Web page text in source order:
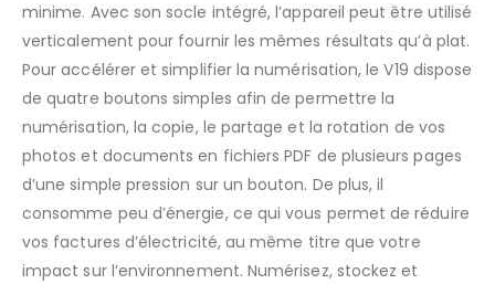
minime. Avec son socle intégré, l’appareil peut être utilisé
verticalement pour fournir les mêmes résultats qu’à plat.
Pour accélérer et simplifier la numérisation, le V19 dispose
de quatre boutons simples afin de permettre la
numérisation, la copie, le partage et la rotation de vos
photos et documents en fichiers PDF de plusieurs pages
d’une simple pression sur un bouton. De plus, il
consomme peu d’énergie, ce qui vous permet de réduire
vos factures d’électricité, au même titre que votre
impact sur l’environnement. Numérisez, stockez et